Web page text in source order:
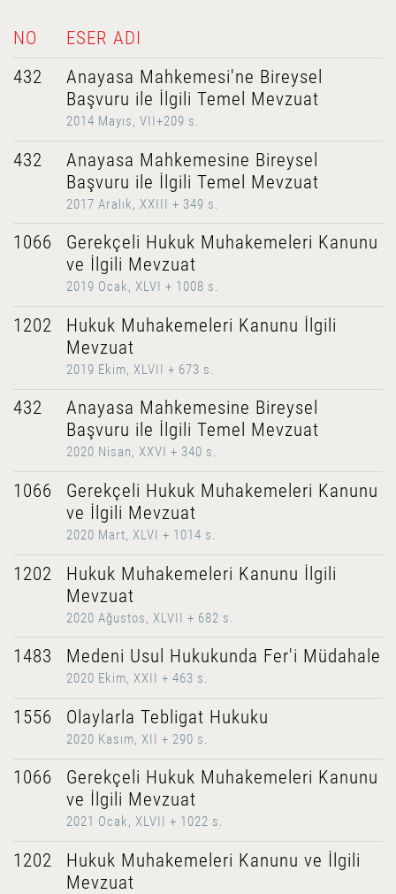
NO
ESER ADI
432
Anayasa Mahkemesi'ne Bireysel
Başvuru ile İlgili Temel Mevzuat
2014 Mayıs, VII+209 s.
432
Anayasa Mahkemesine Bireysel
Başvuru ile İlgili Temel Mevzuat
2017 Aralık, XXIII + 349 s.
1066
Gerekçeli Hukuk Muhakemeleri Kanunu
ve İlgili Mevzuat
2019 Ocak, XLVI + 1008 s.
1202
Hukuk Muhakemeleri Kanunu İlgili
Mevzuat
2019 Ekim, XLVII + 673 s.
432
Anayasa Mahkemesine Bireysel
Başvuru ile İlgili Temel Mevzuat
2020 Nisan, XXVI + 340 s.
1066
Gerekçeli Hukuk Muhakemeleri Kanunu
ve İlgili Mevzuat
2020 Mart, XLVI + 1014 s.
1202
Hukuk Muhakemeleri Kanunu İlgili
Mevzuat
2020 Ağustos, XLVII + 682 s.
1483 Medeni Usul Hukukunda Fer'i Müdahale
2020 Ekim, XXII + 463 s.
1556 Olaylarla Tebligat Hukuku
2020 Kasım, XII + 290 s.
1066
Gerekçeli Hukuk Muhakemeleri Kanunu
ve İlgili Mevzuat
2021 Ocak, XLVII + 1022 s.
1202
Hukuk Muhakemeleri Kanunu ve İlgili
Mevzuat